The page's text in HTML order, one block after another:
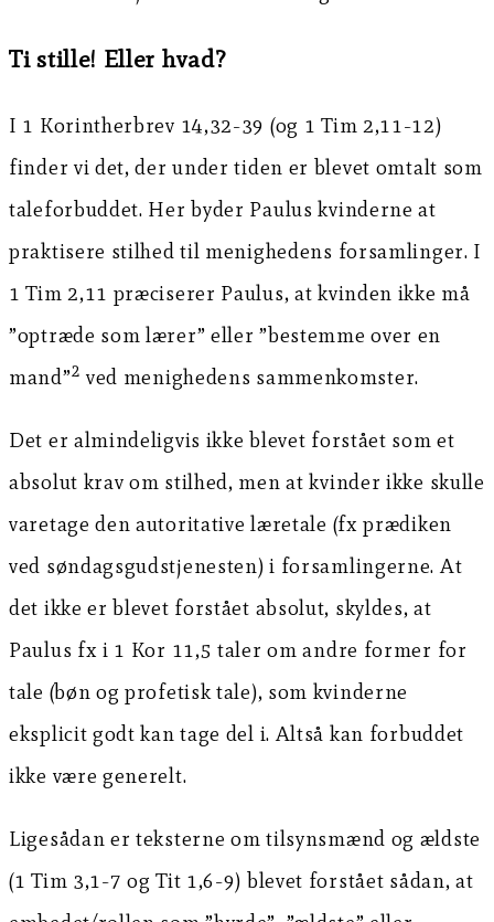
Ti stille! Eller hvad?
I 1 Korintherbrev 14,32-39 (og 1 Tim 2,11-12)
finder vi det, der under tiden er blevet omtalt som
taleforbuddet. Her byder Paulus kvinderne at
praktisere stilhed til menighedens forsamlinger. I
1 Tim 2,11 præciserer Paulus, at kvinden ikke må
”optræde som lærer” eller ”bestemme over en
mand”2 ved menighedens sammenkomster.
Det er almindeligvis ikke blevet forstået som et
absolut krav om stilhed, men at kvinder ikke skulle
varetage den autoritative læretale (fx prædiken
ved søndagsgudstjenesten) i forsamlingerne. At
det ikke er blevet forstået absolut, skyldes, at
Paulus fx i 1 Kor 11,5 taler om andre former for
tale (bøn og profetisk tale), som kvinderne
eksplicit godt kan tage del i. Altså kan forbuddet
ikke være generelt.
Ligesådan er teksterne om tilsynsmænd og ældste
(1 Tim 3,1-7 og Tit 1,6-9) blevet forstået sådan, at